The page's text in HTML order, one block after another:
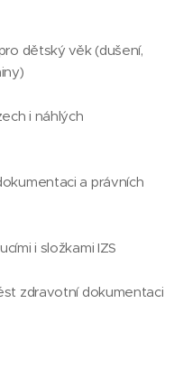
dětský věk (dušení,
i náhlých
a právních
i složkami IZS
zdravotní dokumentaci